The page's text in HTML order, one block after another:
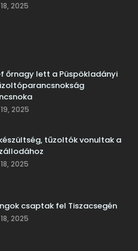
2025
őrnagy lett a Püspökladányi
2025
tűzoltók vonultak a
2025
csaptak fel Tiszacsegén
2025